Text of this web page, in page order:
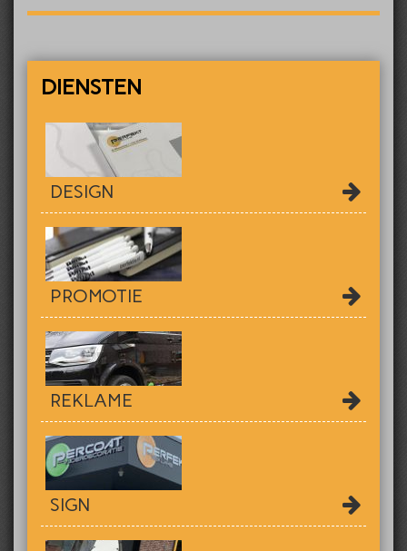
DIENSTEN
DESIGN
PROMOTIE
REKLAME
SIGN